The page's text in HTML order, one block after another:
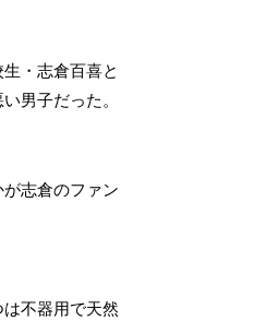
・志倉百喜と
男子だった。
志倉のファン
不器用で天然